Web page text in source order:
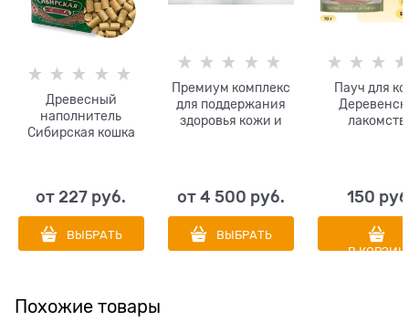
Древесный
наполнитель
Сибирская кошка
от227 руб.
ВЫБРАТЬ
Премиум комплекс
для поддержания
здоровья кожи и
O2Pets Oil Skin
от 4 500 руб.
ВЫБРАТЬ
Пауч для
150
В
Похожие товары